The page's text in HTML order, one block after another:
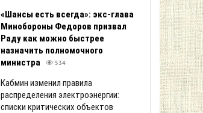
«Шансы есть всегда»: экс-глава
Минобороны Федоров призвал
Раду как можно быстрее
назначить полномочного
министра
534
Кабмин изменил правила
распределения электроэнергии:
списки критических объектов